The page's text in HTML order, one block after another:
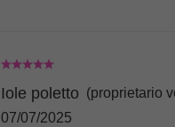
Iole poletto (proprietario
07/07/2025